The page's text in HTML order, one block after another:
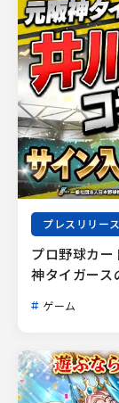
プレスリリース
プロ野球カー
神タイガース
ゲーム